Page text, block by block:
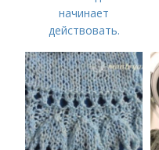
начинает
действовать.
«Ботоксом»